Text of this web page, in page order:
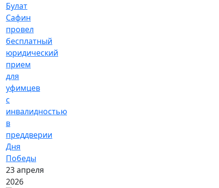
Булат
Сафин
провел
бесплатный
юридический
прием
для
уфимцев
с
инвалидностью
в
преддверии
Дня
Победы
23 апреля
2026